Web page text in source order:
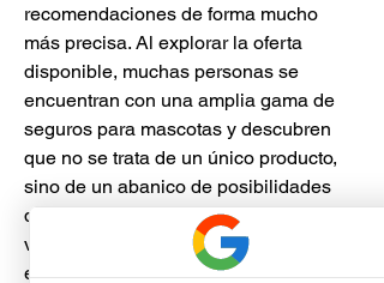
recomendaciones de forma mucho
más precisa. Al explorar la oferta
disponible, muchas personas se
encuentran con una amplia gama de
seguros para mascotas y descubren
que no se trata de un único producto,
sino de un abanico de posibilidades
que varía según la cobertura, la red de
veterinarias, el territorio y el precio. Por
eso resulta tan importante detenerse a